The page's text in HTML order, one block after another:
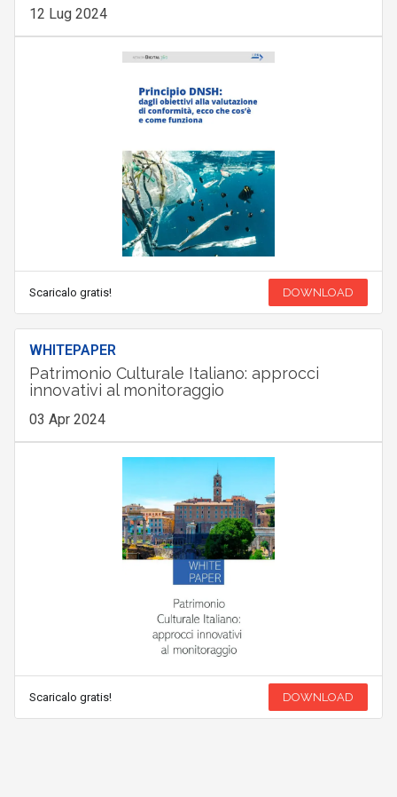
12 Lug 2024
Scaricalo gratis! DOWNLOAD
WHITEPAPER
Patrimonio Culturale Italiano: approcci
innovativi al monitoraggio
03 Apr 2024
Scaricalo gratis! DOWNLOAD